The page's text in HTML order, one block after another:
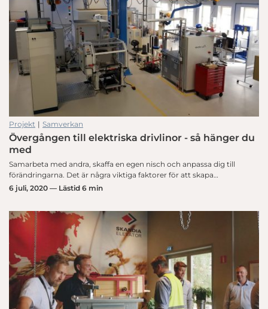
Projekt | Samverkan
Övergången till elektriska drivlinor - så hänger du
med
Samarbeta med andra, skaffa en egen nisch och anpassa dig till
förändringarna. Det är några viktiga faktorer för att skapa…
6 juli, 2020 — Lästid 6 min